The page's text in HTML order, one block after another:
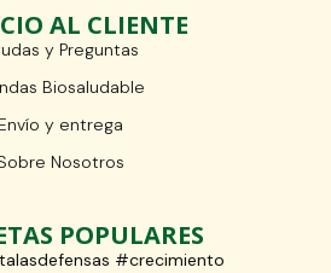
AL CLIENTE
y Preguntas
Biosaludable
Envío y entrega
Nosotros
POPULARES
#crecimiento